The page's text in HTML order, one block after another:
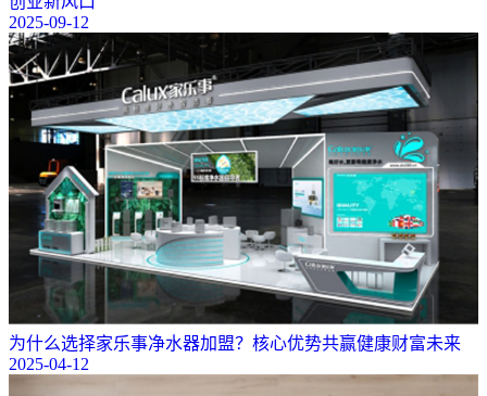
2025-09-12
为什么选择家乐事净水器加盟？核心优势共赢健康财富未来
2025-04-12